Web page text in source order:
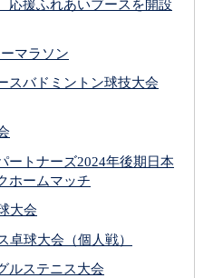
応援ふれあいブースを開設
マラソン
スバドミントン球技大会
ートナーズ2024年後期日本
ホームマッチ
大会
卓球大会（個人戦）
ルステニス大会